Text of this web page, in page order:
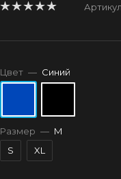
Цвет — Синий
Размер — M
S
XL